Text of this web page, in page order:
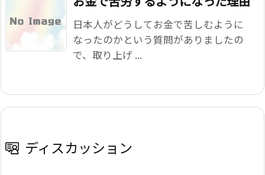
日本人がどうしてお金で苦しむように
なったのかという質問がありましたの
で、取り上げ ...
ディスカッション